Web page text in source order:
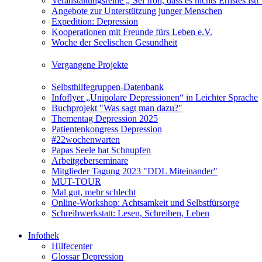
Angebote zur Unterstützung junger Menschen
Expedition: Depression
Kooperationen mit Freunde fürs Leben e.V.
Woche der Seelischen Gesundheit
Vergangene Projekte
Selbsthilfegruppen-Datenbank
Infoflyer „Unipolare Depressionen“ in Leichter Sprache
Buchprojekt "Was sagt man dazu?"
Thementag Depression 2025
Patientenkongress Depression
#22wochenwarten
Papas Seele hat Schnupfen
Arbeitgeberseminare
Mitglieder Tagung 2023 "DDL Miteinander"
MUT-TOUR
Mal gut, mehr schlecht
Online-Workshop: Achtsamkeit und Selbstfürsorge
Schreibwerkstatt: Lesen, Schreiben, Leben
Infothek
Hilfecenter
Glossar Depression